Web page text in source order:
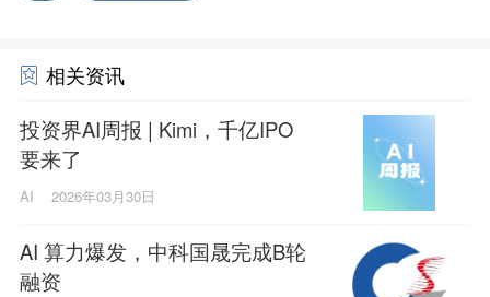
相关资讯
投资界AI周报 | Kimi，千亿IPO
要来了
AI 2026年03月30日
AI 算力爆发，中科国晟完成B轮
融资